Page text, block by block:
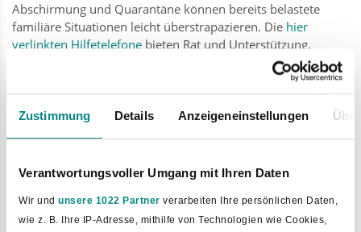
Zustimmung Details Anzeigeneinstellungen
Verantwortungsvoller Umgang mit Ihren Daten
Wir und unsere 1022 Partner verarbeiten Ihre persönlichen Daten,
wie z. B. Ihre IP-Adresse, mithilfe von Technologien wie Cookies,
Abschirmung und Quarantäne können bereits belastete
familiäre Situationen leicht überstrapazieren. Die hier
verlinkten Hilfetelefone bieten Rat und Unterstützung.
zu COVID-19
Bürgerinnen und Bürger ab sofort von montags bis freitags
Verfügung. Die Hotline ist unter der folgenden
Telefonnummer erreichbar: